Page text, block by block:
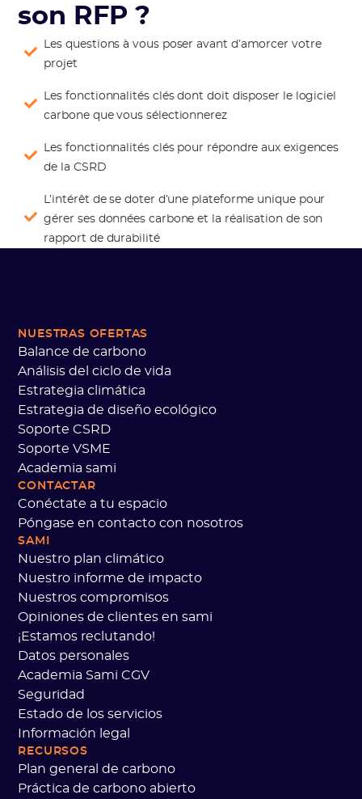
son RFP ?
Les questions à vous poser avant d’amorcer votre
projet
Les fonctionnalités clés dont doit disposer le logiciel
carbone que vous sélectionnerez
Les fonctionnalités clés pour répondre aux exigences
de la CSRD
L’intérêt de se doter d’une plateforme unique pour
gérer ses données carbone et la réalisation de son
rapport de durabilité
NUESTRAS OFERTAS
Balance de carbono
Análisis del ciclo de vida
Estrategia climática
Estrategia de diseño ecológico
Soporte CSRD
Soporte VSME
Academia sami
CONTACTAR
Conéctate a tu espacio
Póngase en contacto con nosotros
SAMI
Nuestro plan climático
Nuestro informe de impacto
Nuestros compromisos
Opiniones de clientes en sami
¡Estamos reclutando!
Datos personales
Academia Sami CGV
Seguridad
Estado de los servicios
Información legal
RECURSOS
Plan general de carbono
Práctica de carbono abierto
cookies
sure that you were interested in the content of this
you, but we would love to be your